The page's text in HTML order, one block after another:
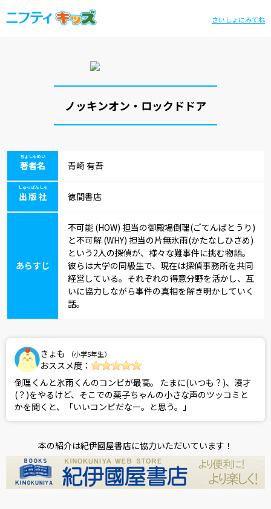
さいしょにみてね
ノッキンオン・ロックドドア
著者名
ちょしゃめい
青崎 有吾
出版社
しゅっぱんしゃ
徳間書店
あらすじ
不可能 (HOW) 担当の御殿場倒理(ごてんばとうり)
と不可解 (WHY) 担当の片無氷雨(かたなしひさめ)
という2人の探偵が、様々な難事件に挑む物語。
彼らは大学の同級生で、現在は探偵事務所を共同
経営している。それぞれの得意分野を活かし、互
いに協力しながら事件の真相を解き明かしていく
話。
きょも （小学5年生）
おススメ度：
倒理くんと氷雨くんのコンビが最高。 たまに(いつも？)、漫才
(？)をやるけど、そこでの薬子ちゃんの小さな声のツッコミと
かを聞くと、「いいコンビだなー。と思う。」
本の紹介は紀伊國屋書店に協力いただいています！